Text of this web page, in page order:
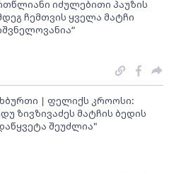
იძულებითი პაუზის
ჩემთვის ყველა მატჩი
| ფელიქს კროოსი:
ზივზივაძეს მატჩის ბედის
შეუძლია"